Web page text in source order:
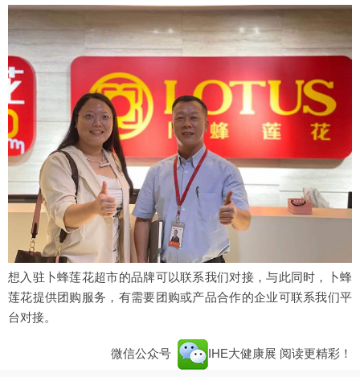
想入驻卜蜂莲花超市的品牌可以联系我们对接，与此同时，卜蜂
莲花提供团购服务，有需要团购或产品合作的企业可联系我们平
台对接。
微信公众号 IHE大健康展 阅读更精彩！